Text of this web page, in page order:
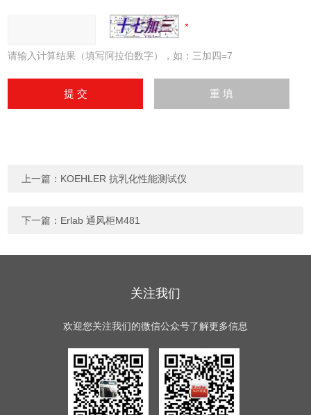
请输入计算结果（填写阿拉伯数字），如：三加四=7
上一篇： KOEHLER 抗乳化性能测试仪
下一篇： Erlab 通风柜M481
关注我们
欢迎您关注我们的微信公众号了解更多信息